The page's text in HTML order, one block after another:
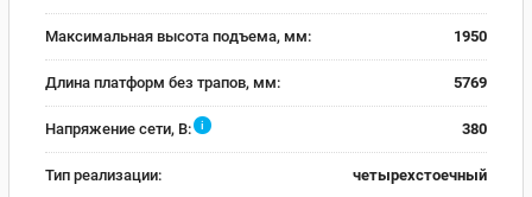
Максимальная высота подъема, мм: 1950
Длина платформ без трапов, мм: 5769
Напряжение сети, В: i 380
Тип реализации: четырехстоечный